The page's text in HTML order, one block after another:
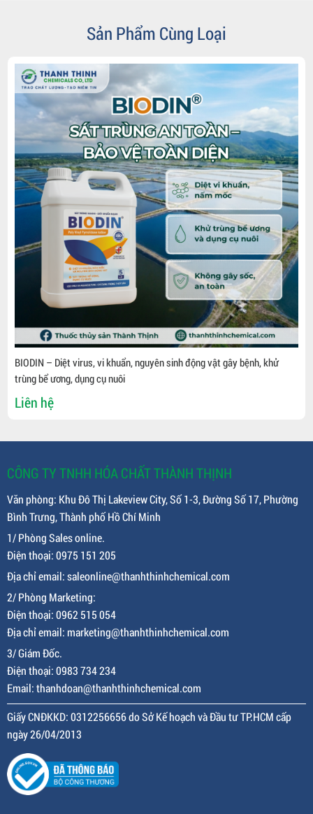
Sản Phẩm Cùng Loại
BIODIN – Diệt virus, vi khuẩn, nguyên sinh động vật gây bệnh, khử
trùng bể ương, dụng cụ nuôi
Liên hệ
CÔNG TY TNHH HÓA CHẤT THÀNH THỊNH
Văn phòng: Khu Đô Thị Lakeview City, Số 1-3, Đường Số 17, Phường
Bình Trưng, Thành phố Hồ Chí Minh
1/ Phòng Sales online.
Điện thoại: 0975 151 205
Địa chỉ email: saleonline@thanhthinhchemical.com
2/ Phòng Marketing:
Điện thoại: 0962 515 054
Địa chỉ email: marketing@thanhthinhchemical.com
3/ Giám Đốc.
Điện thoại: 0983 734 234
Email: thanhdoan@thanhthinhchemical.com
Giấy CNĐKKD: 0312256656 do Sở Kế hoạch và Đầu tư TP.HCM cấp
ngày 26/04/2013